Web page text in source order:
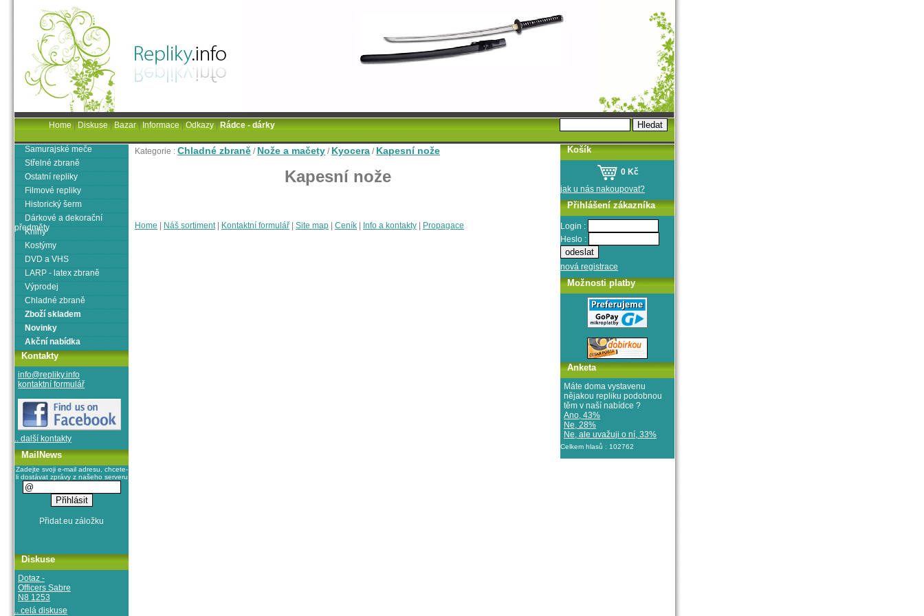
Kategorie : Chladné zbraně / Nože a mačety / Kyocera / Kapesní nože
Kapesní nože
Home Náš sortiment| Kontaktní formulář Site map Ceník Info a kontakty Propagace
Samurajské meče
Střelné zbraně
Ostatní repliky
Filmové repliky
Historický šerm
Dárkové a dekorační
předměty
Knihy
Kostýmy
DVD a VHS
LARP - latex zbraně
Výprodej
Chladné zbraně
Zboží skladem
Novinky
Akční nabídka
Kontakty
info@repliky.info
kontaktní formulář
.. další kontakty
MailNews
Zadejte svoji e-mail adresu, chcete-
li dostávat zprávy z našeho serveru
Diskuse
Dotaz -
Officers Sabre
N8 1253
.. celá diskuse
Košík
0 Kč
jak u nás nakoupovat?
Přihlášení zákazníka
Login :
Heslo :
nová registrace
Možnosti platby
Anketa
Máte doma vystavenu
nějakou repliku podobnou
těm v naší nabídce ?
Ano, 43%
Ne, 28%
Ne, ale uvažuji o ní, 33%
Celkem hlasů : 102762
Home|Diskuse|Bazar|Informace|Odkazy|Rádce - dárky